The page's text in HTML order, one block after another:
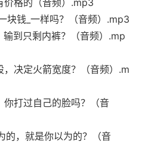
价格的（音频）.mp3
块钱_一样吗？（音频）.mp3
到只剩内裤？（音频）.mp
决定火箭宽度？（音频）.m
打过自己的脸吗？（音
的，就是你以为的？（音